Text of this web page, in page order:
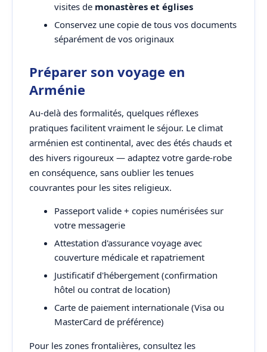
visites de monastères et églises
Conservez une copie de tous vos documents
séparément de vos originaux
Préparer son voyage en
Arménie
Au-delà des formalités, quelques réflexes
pratiques facilitent vraiment le séjour. Le climat
arménien est continental, avec des étés chauds et
des hivers rigoureux — adaptez votre garde-robe
en conséquence, sans oublier les tenues
couvrantes pour les sites religieux.
Passeport valide + copies numérisées sur
votre messagerie
Attestation d'assurance voyage avec
couverture médicale et rapatriement
Justificatif d'hébergement (confirmation
hôtel ou contrat de location)
Carte de paiement internationale (Visa ou
MasterCard de préférence)
Pour les zones frontalières, consultez les